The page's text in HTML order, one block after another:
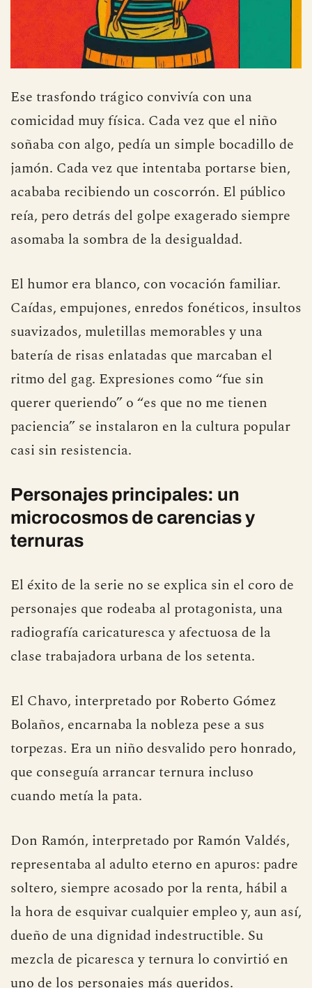
Ese trasfondo trágico convivía con una
comicidad muy física. Cada vez que el niño
soñaba con algo, pedía un simple bocadillo de
jamón. Cada vez que intentaba portarse bien,
acababa recibiendo un coscorrón. El público
reía, pero detrás del golpe exagerado siempre
asomaba la sombra de la desigualdad.
El humor era blanco, con vocación familiar.
Caídas, empujones, enredos fonéticos, insultos
suavizados, muletillas memorables y una
batería de risas enlatadas que marcaban el
ritmo del gag. Expresiones como “fue sin
querer queriendo” o “es que no me tienen
paciencia” se instalaron en la cultura popular
casi sin resistencia.
Personajes principales: un
microcosmos de carencias y
ternuras
El éxito de la serie no se explica sin el coro de
personajes que rodeaba al protagonista, una
radiografía caricaturesca y afectuosa de la
clase trabajadora urbana de los setenta.
El Chavo, interpretado por Roberto Gómez
Bolaños, encarnaba la nobleza pese a sus
torpezas. Era un niño desvalido pero honrado,
que conseguía arrancar ternura incluso
cuando metía la pata.
Don Ramón, interpretado por Ramón Valdés,
representaba al adulto eterno en apuros: padre
soltero, siempre acosado por la renta, hábil a
la hora de esquivar cualquier empleo y, aun así,
dueño de una dignidad indestructible. Su
mezcla de picaresca y ternura lo convirtió en
uno de los personajes más queridos.